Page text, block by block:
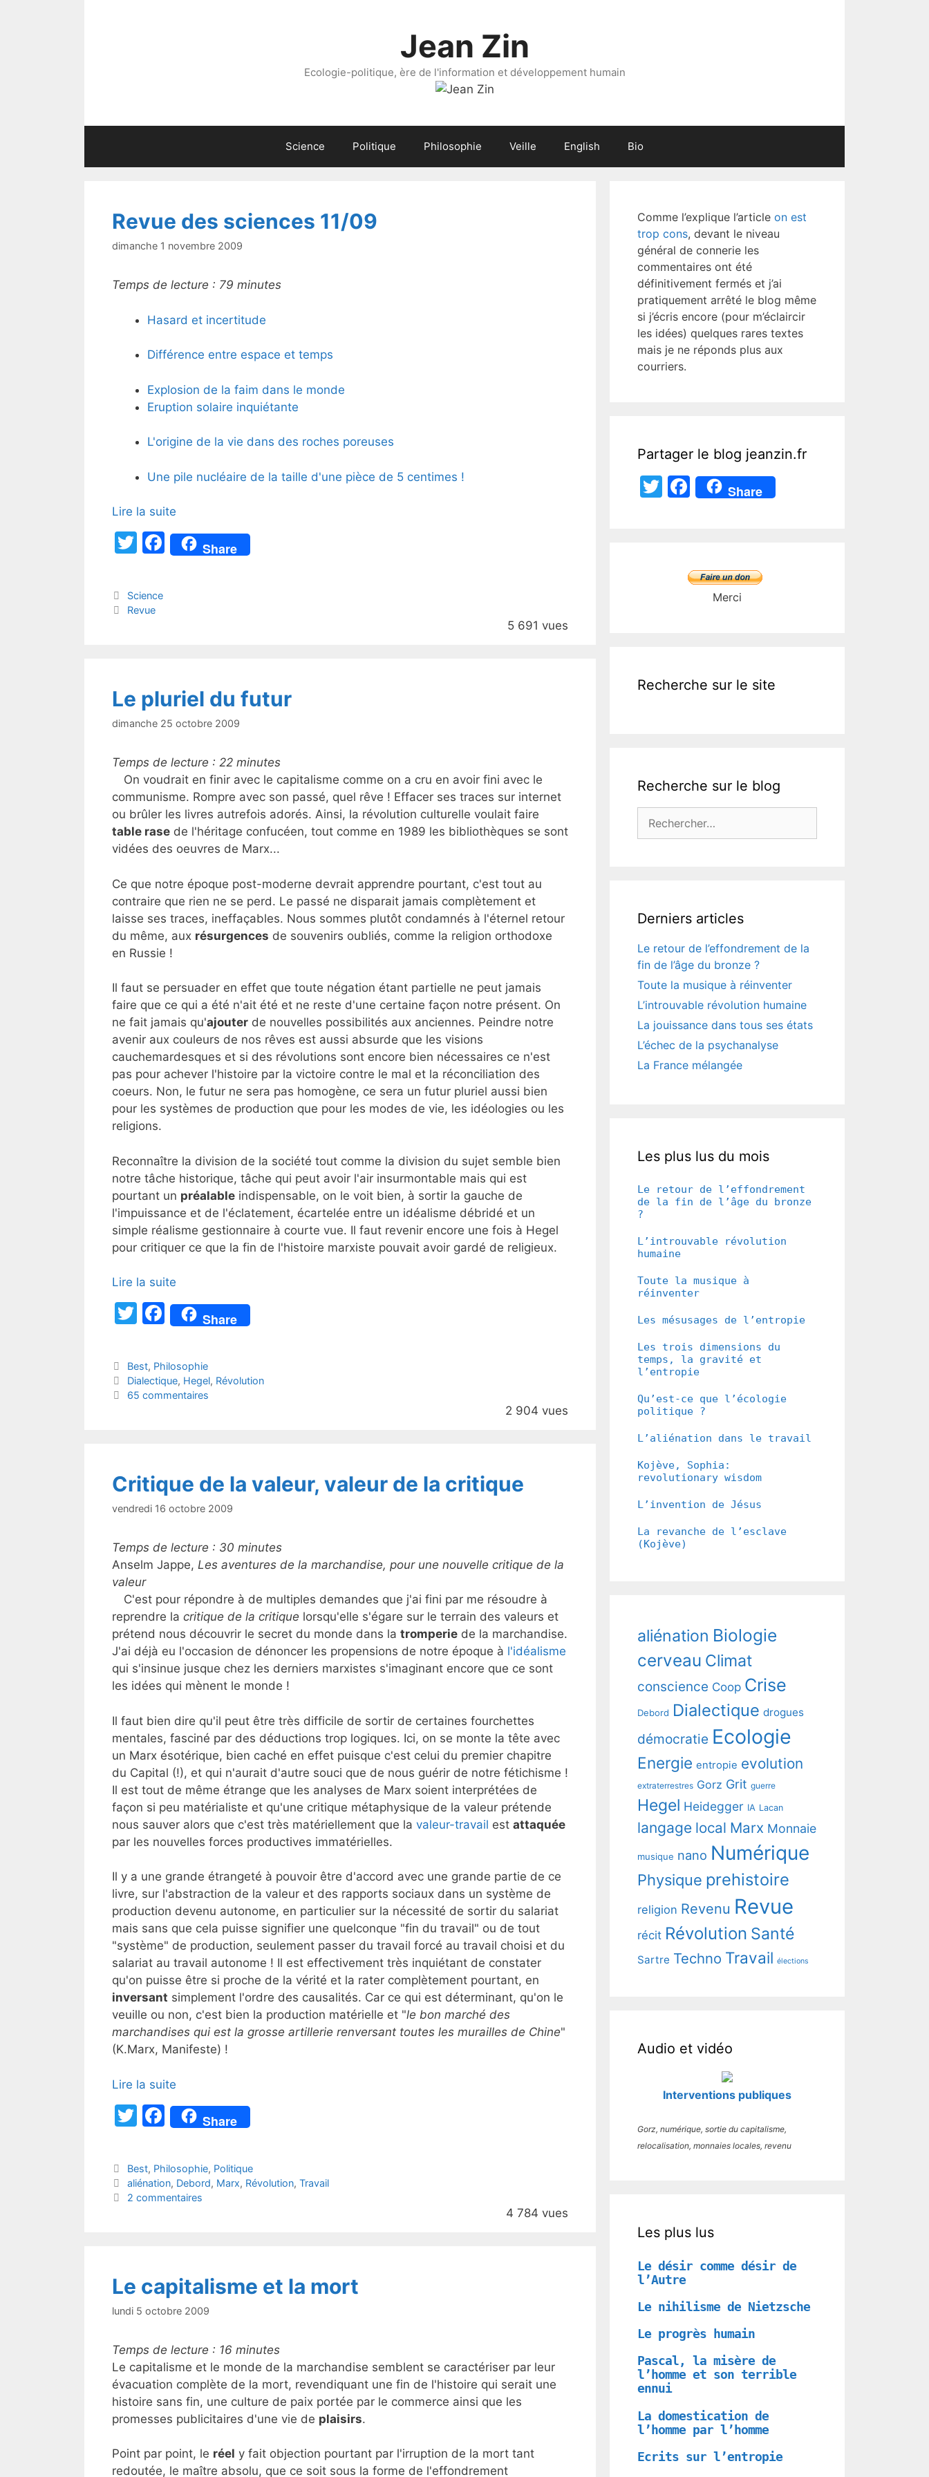
Jean Zin
Ecologie-politique, ère de l'information et développement humain
Science Politique Philosophie Veille English Bio
Revue des sciences 11/09
dimanche 1 novembre 2009
Temps de lecture : 79 minutes
Hasard et incertitude
Différence entre espace et temps
Explosion de la faim dans le monde
Eruption solaire inquiétante
L'origine de la vie dans des roches poreuses
Une pile nucléaire de la taille d'une pièce de 5 centimes !
Lire la suite
T
itt
er
F
a
k
Share
Catégories
Science
Étiquettes
Revue
5 691 vues
Le pluriel du futur
dimanche 25 octobre 2009
Temps de lecture : 22 minutes
On voudrait en finir avec le capitalisme comme on a cru en avoir fini avec le
communisme. Rompre avec son passé, quel rêve ! Effacer ses traces sur internet
ou brûler les livres autrefois adorés. Ainsi, la révolution culturelle voulait faire
table rase de l'héritage confucéen, tout comme en 1989 les bibliothèques se sont
vidées des oeuvres de Marx...
Ce que notre époque post-moderne devrait apprendre pourtant, c'est tout au
contraire que rien ne se perd. Le passé ne disparait jamais complètement et
laisse ses traces, ineffaçables. Nous sommes plutôt condamnés à l'éternel retour
du même, aux résurgences de souvenirs oubliés, comme la religion orthodoxe
en Russie !
Il faut se persuader en effet que toute négation étant partielle ne peut jamais
faire que ce qui a été n'ait été et ne reste d'une certaine façon notre présent. On
ne fait jamais qu'ajouter de nouvelles possibilités aux anciennes. Peindre notre
avenir aux couleurs de nos rêves est aussi absurde que les visions
cauchemardesques et si des révolutions sont encore bien nécessaires ce n'est
pas pour achever l'histoire par la victoire contre le mal et la réconciliation des
coeurs. Non, le futur ne sera pas homogène, ce sera un futur pluriel aussi bien
pour les systèmes de production que pour les modes de vie, les idéologies ou les
religions.
Reconnaître la division de la société tout comme la division du sujet semble bien
notre tâche historique, tâche qui peut avoir l'air insurmontable mais qui est
pourtant un préalable indispensable, on le voit bien, à sortir la gauche de
l'impuissance et de l'éclatement, écartelée entre un idéalisme débridé et un
simple réalisme gestionnaire à courte vue. Il faut revenir encore une fois à Hegel
pour critiquer ce que la fin de l'histoire marxiste pouvait avoir gardé de religieux.
Lire la suite
T
itt
er
F
a
c
e
b
Share
Catégories
Best, Philosophie
Étiquettes
Dialectique, Hegel, Révolution
65 commentaires
2 904 vues
Critique de la valeur, valeur de la critique
vendredi 16 octobre 2009
Temps de lecture : 30 minutes
Anselm Jappe, Les aventures de la marchandise, pour une nouvelle critique de la
valeur
C'est pour répondre à de multiples demandes que j'ai fini par me résoudre à
reprendre la critique de la critique lorsqu'elle s'égare sur le terrain des valeurs et
prétend nous découvrir le secret du monde dans la tromperie de la marchandise.
J'ai déjà eu l'occasion de dénoncer les propensions de notre époque à l'idéalisme
qui s'insinue jusque chez les derniers marxistes s'imaginant encore que ce sont
les idées qui mènent le monde !
Il faut bien dire qu'il peut être très difficile de sortir de certaines fourchettes
mentales, fasciné par des déductions trop logiques. Ici, on se monte la tête avec
un Marx ésotérique, bien caché en effet puisque c'est celui du premier chapitre
du Capital (!), et qui n'aurait d'autre souci que de nous guérir de notre fétichisme !
Il est tout de même étrange que les analyses de Marx soient interprétées de
façon si peu matérialiste et qu'une critique métaphysique de la valeur prétende
nous sauver alors que c'est très matériellement que la valeur-travail est attaquée
par les nouvelles forces productives immatérielles.
Il y a une grande étrangeté à pouvoir être d'accord avec une grande partie de ce
livre, sur l'abstraction de la valeur et des rapports sociaux dans un système de
production devenu autonome, en particulier sur la nécessité de sortir du salariat
mais sans que cela puisse signifier une quelconque "fin du travail" ou de tout
"système" de production, seulement passer du travail forcé au travail choisi et du
salariat au travail autonome ! Il est effectivement très inquiétant de constater
qu'on puisse être si proche de la vérité et la rater complètement pourtant, en
inversant simplement l'ordre des causalités. Car ce qui est déterminant, qu'on le
veuille ou non, c'est bien la production matérielle et "le bon marché des
marchandises qui est la grosse artillerie renversant toutes les murailles de Chine"
(K.Marx, Manifeste) !
Lire la suite
T
itt
er
F
a
c
e
b
Share
Catégories
Best, Philosophie, Politique
Étiquettes
aliénation, Debord, Marx, Révolution, Travail
2 commentaires
4 784 vues
Le capitalisme et la mort
lundi 5 octobre 2009
Temps de lecture : 16 minutes
Le capitalisme et le monde de la marchandise semblent se caractériser par leur
évacuation complète de la mort, revendiquant une fin de l'histoire qui serait une
histoire sans fin, une culture de paix portée par le commerce ainsi que les
promesses publicitaires d'une vie de plaisirs.
Point par point, le réel y fait objection pourtant par l'irruption de la mort tant
redoutée, le maître absolu, que ce soit sous la forme de l'effondrement
Comme l’explique l’article on est
trop cons, devant le niveau
général de connerie les
commentaires ont été
définitivement fermés et j’ai
pratiquement arrêté le blog même
si j’écris encore (pour m’éclaircir
les idées) quelques rares textes
mais je ne réponds plus aux
courriers.
Partager le blog jeanzin.fr
T
F
b
Share
Merci
Recherche sur le site
Recherche sur le blog
Derniers articles
Le retour de l’effondrement de la
fin de l’âge du bronze ?
Toute la musique à réinventer
L’introuvable révolution humaine
La jouissance dans tous ses états
L’échec de la psychanalyse
La France mélangée
Les plus lus du mois
Le retour de l’effondrement
de la fin de l’âge du bronze
?
L’introuvable révolution
humaine
Toute la musique à
réinventer
Les mésusages de l’entropie
Les trois dimensions du
temps, la gravité et
l’entropie
Qu’est-ce que l’écologie
politique ?
L’aliénation dans le travail
Kojève, Sophia:
revolutionary wisdom
L’invention de Jésus
La revanche de l’esclave
(Kojève)
aliénation Biologie
cerveau Climat
conscience Coop Crise
Debord Dialectique drogues
démocratie Ecologie
Energie entropie evolution
extraterrestres Gorz Grit guerre
Hegel Heidegger IA Lacan
langage local Marx Monnaie
musique nano Numérique
Physique prehistoire
religion Revenu Revue
récit Révolution Santé
Sartre Techno Travail élections
Audio et vidéo
Interventions publiques
Gorz, numérique, sortie du capitalisme,
relocalisation, monnaies locales, revenu
Les plus lus
Le désir comme désir de
l’Autre
Le nihilisme de Nietzsche
Le progrès humain
Pascal, la misère de
l’homme et son terrible
ennui
La domestication de
l’homme par l’homme
Ecrits sur l’entropie